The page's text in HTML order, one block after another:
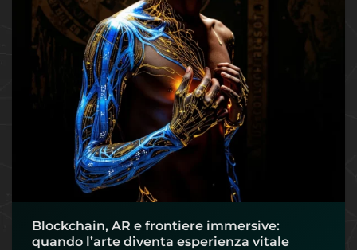
Blockchain, AR e frontiere immersive:
quando l’arte diventa esperienza vitale